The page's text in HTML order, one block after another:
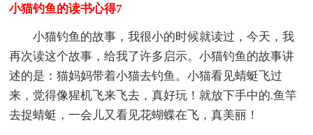
小猫钓鱼的读书心得7
小猫钓鱼的故事，我很小的时候就读过，今天，我
再次读这个故事，给我了许多启示。小猫钓鱼的故事讲
述的是：猫妈妈带着小猫去钓鱼。小猫看见蜻蜓飞过
来，觉得像猩机飞来飞去，真好玩！就放下手中的.鱼竿
去捉蜻蜓，一会儿又看见花蝴蝶在飞，真美丽！